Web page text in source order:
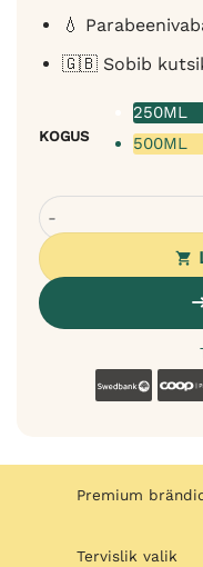
💧
🇬🇧 Sobib
KOGUS
250ML
500ML
Bugalugs Stinky
Premium
Tervislik valik